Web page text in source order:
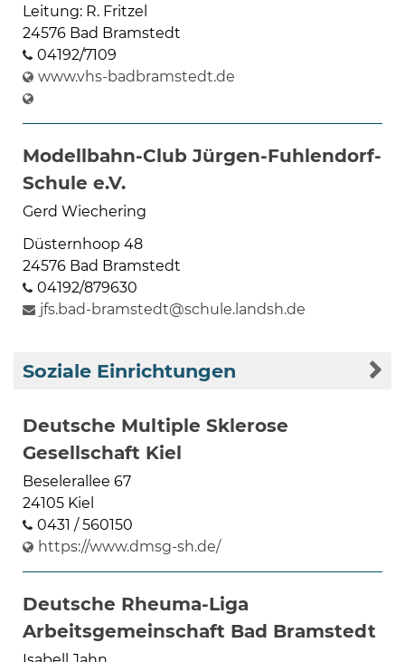
Leitung: R. Fritzel
24576 Bad Bramstedt
04192/7109
www.vhs-badbramstedt.de
Modellbahn-Club Jürgen-Fuhlendorf-
Schule e.V.
Gerd Wiechering
Düsternhoop 48
24576 Bad Bramstedt
04192/879630
jfs.bad-bramstedt@schule.landsh.de
Soziale Einrichtungen
Deutsche Multiple Sklerose
Gesellschaft Kiel
Beselerallee 67
24105 Kiel
0431 / 560150
https://www.dmsg-sh.de/
Deutsche Rheuma-Liga
Arbeitsgemeinschaft Bad Bramstedt